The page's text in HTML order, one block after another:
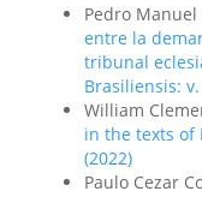
Pedro Manuel
entre la
tribunal
Brasiliensis:
William
in the texts of
(2022)
Paulo Cezar